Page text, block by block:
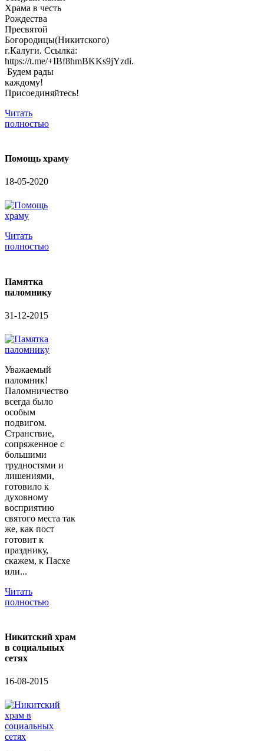
Храма в честь
Рождества
Пресвятой
Богородицы(Никитского)
г.Калуги. Ссылка:
https://t.me/+IBf8hmBKKs9jYzdi.
Будем рады
каждому!
Присоединяйтесь!
Читать
полностью
Помощь храму
18-05-2020
Читать
полностью
Памятка
паломнику
31-12-2015
Уважаемый
паломник!
Паломничество
всегда было
особым
подвигом.
Странствие,
сопряженное с
большими
трудностями и
лишениями,
готовило к
духовному
восприятию
святого места так
же, как пост
готовит к
празднику,
скажем, к Пасхе
или...
Читать
полностью
Никитский храм
в социальных
сетях
16-08-2015